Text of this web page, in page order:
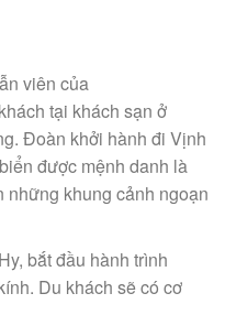
viên của
tại khách sạn ở
Đoàn khởi hành đi Vịnh
được mệnh danh là
những khung cảnh ngoạn
bắt đầu hành trình
Du khách sẽ có cơ